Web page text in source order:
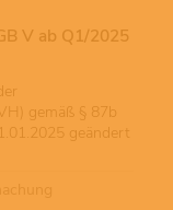
V ab Q1/2025
gemäß § 87b
geändert